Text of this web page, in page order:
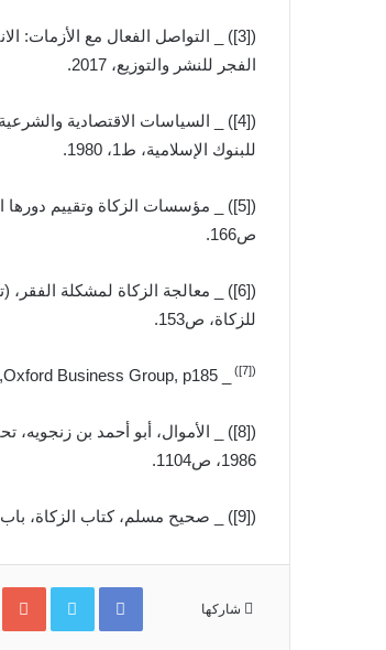
([3]) _ التواصل الفعال مع الأزمات:
الفجر للنشر والتوزيع، 2017.
([4]) _ السياسات الاقتصادية
للبنوك الإسلامية، ط1، 1980.
ص166.
([6]) _ معالجة الزكاة لمشكلة الفقر،
للزكاة، ص153.
(
[7]
)
1986، ص1104.
([9]) _ صحيح مسلم، كتاب الزكاة، باب من تحل له المسألة، حديث رقم 109.
شاركها
Facebook
Twitter